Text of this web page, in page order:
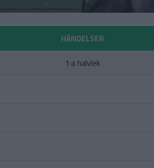
HÄNDELSER
1:a halvlek